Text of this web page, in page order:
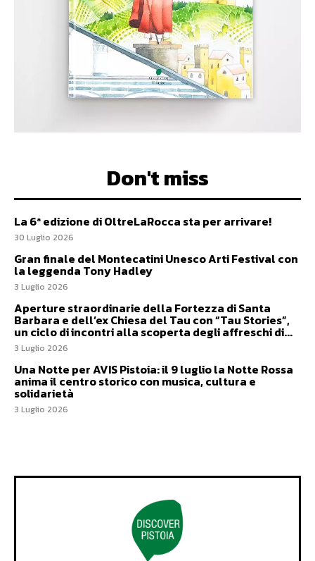
Don't miss
La 6ª edizione di OltreLaRocca sta per arrivare!
30 Luglio 2026
Gran finale del Montecatini Unesco Arti Festival con
la leggenda Tony Hadley
3 Luglio 2026
Aperture straordinarie della Fortezza di Santa
Barbara e dell’ex Chiesa del Tau con “Tau Stories”,
un ciclo di incontri alla scoperta degli affreschi di...
3 Luglio 2026
Una Notte per AVIS Pistoia: il 9 luglio la Notte Rossa
anima il centro storico con musica, cultura e
solidarietà
3 Luglio 2026